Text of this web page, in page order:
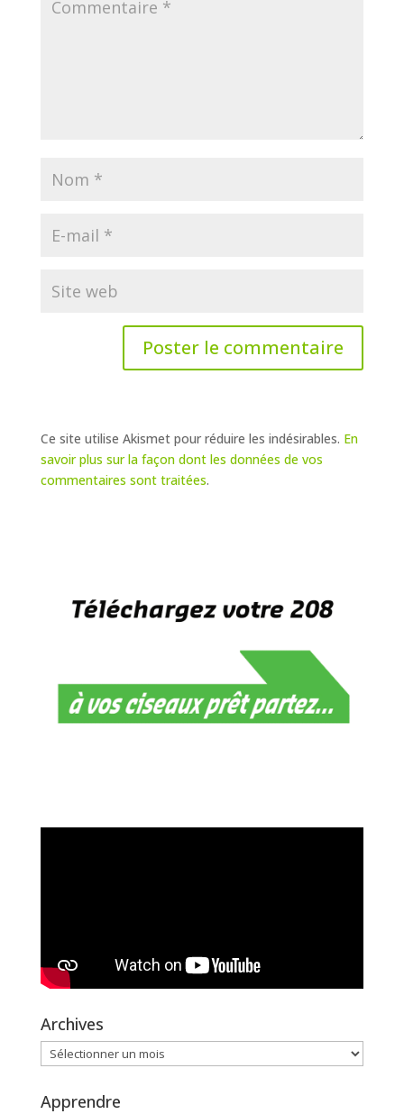
Ce site utilise Akismet pour réduire les indésirables. En
savoir plus sur la façon dont les données de vos
commentaires sont traitées.
Archives
Archives
Apprendre